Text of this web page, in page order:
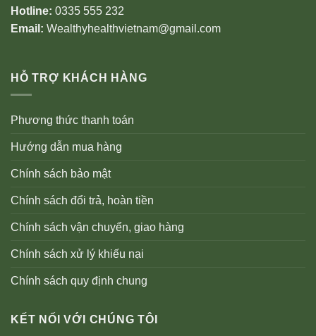
Hotline: 0335 555 232
Email: Wealthyhealthvietnam@gmail.com
HỖ TRỢ KHÁCH HÀNG
Phương thức thanh toán
Hướng dẫn mua hàng
Chính sách bảo mật
Chính sách đổi trả, hoàn tiền
Chính sách vận chuyển, giao hàng
Chính sách xử lý khiếu nại
Chính sách quy định chung
KẾT NỐI VỚI CHÚNG TÔI